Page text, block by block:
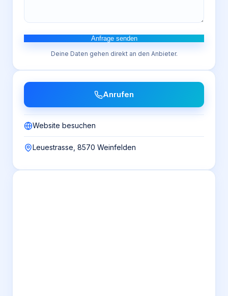
Anfrage senden
Deine Daten gehen direkt an den Anbieter.
Anrufen
Website besuchen
Leuestrasse, 8570 Weinfelden